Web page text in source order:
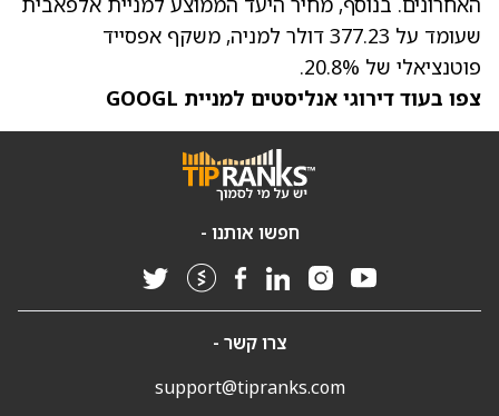
שעומד על 377.23 דולר למניה, משקף אפסייד
פוטנציאלי של 20.8%.
צפו בעוד דירוגי אנליסטים למניית GOOGL
חפשו אותנו -
צרו קשר -
support@tipranks.com